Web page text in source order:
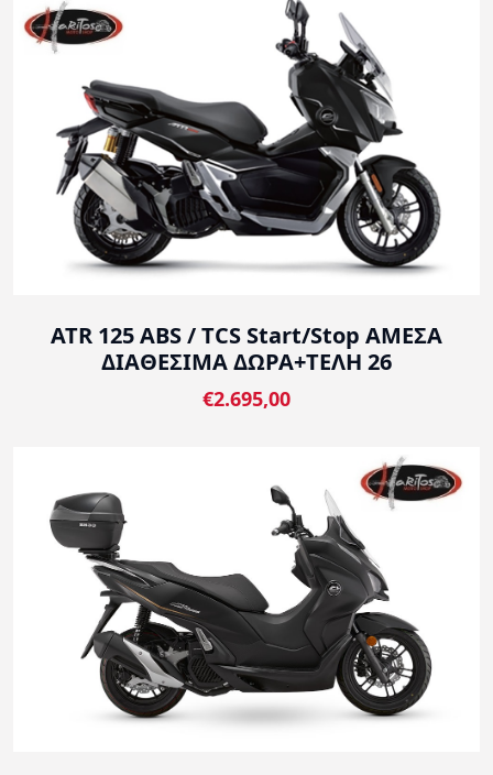
ATR 125 ABS / TCS Start/Stop ΑΜΕΣΑ
ΔΙΑΘΕΣΙΜΑ ΔΩΡΑ+ΤΕΛΗ 26
€2.695,00